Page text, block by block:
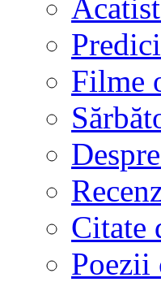
Predici
Filme
Citate